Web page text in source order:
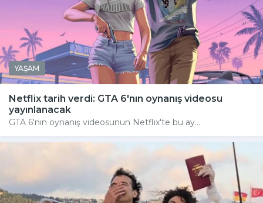
YAŞAM
Netflix tarih verdi: GTA 6'nın oynanış videosu
yayınlanacak
GTA 6'nın oynanış videosunun Netflix'te bu ay...